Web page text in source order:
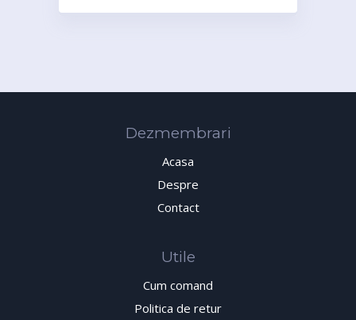
Dezmembrari
Acasa
Despre
Contact
Utile
Cum comand
Politica de retur